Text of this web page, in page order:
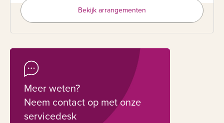
Bekijk arrangementen
Meer weten?
Neem contact op met onze
servicedesk